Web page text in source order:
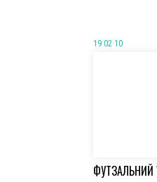
19 02 10
ФУТЗАЛЬНИЙ